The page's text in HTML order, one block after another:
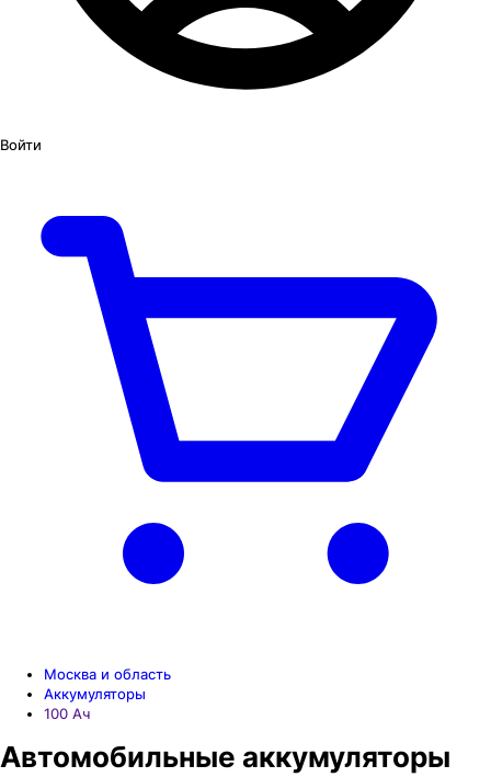
Войти
Москва и область
Аккумуляторы
100 Aч
Автомобильные аккумуляторы